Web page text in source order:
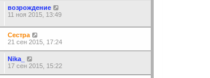
возрoждение
11 ноя 2015, 13:49
Сестра
21 сен 2015, 17:24
Nika_
17 сен 2015, 15:22